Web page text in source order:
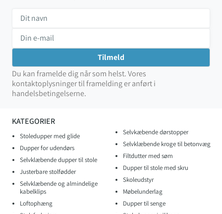
KATEGORIER
Stoledupper med glide
Dupper for udendørs
Selvklæbende dupper til stole
Justerbare stolfødder
Selvklæbende og almindelige
kabelklips
Selvkæbende dørstopper
Selvklæbende kroge til betonvæg
Filtdutter med søm
Dupper til stole med skru
Skoleudstyr
Møbelunderlag
Du kan framelde dig når som helst. Vores
kontaktoplysninger til framelding er anført i